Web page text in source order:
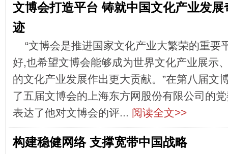
文博会打造平台 铸就中国文化产业发展
迹
“文博会是推进国家文化产业大繁荣的重要
好,也希望文博会能够成为世界文化产业展示
的文化产业发展作出更大贡献。”在第八届文
了五届文博会的上海东方网股份有限公司的
表达了他对文博会的评... 阅读全文>>
构建稳健网络 支撑宽带中国战略